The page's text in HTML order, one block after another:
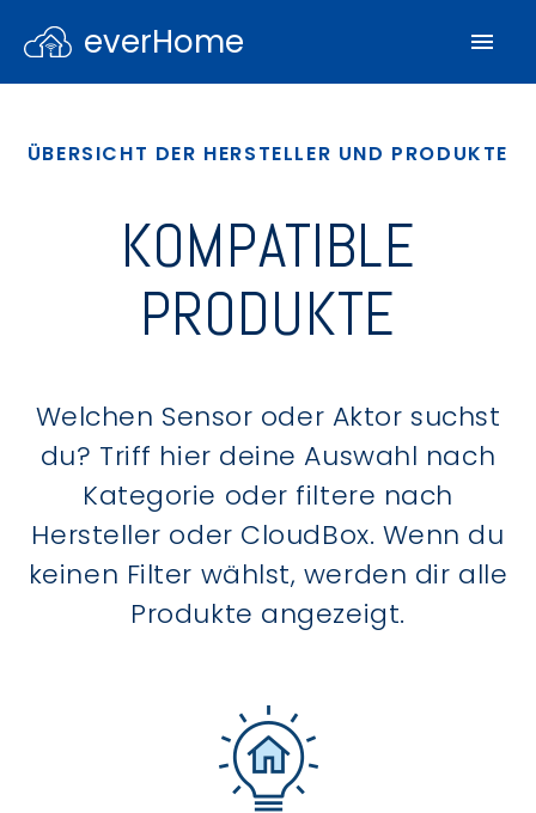
everHome
ÜBERSICHT DER HERSTELLER UND PRODUKTE
KOMPATIBLE
PRODUKTE
Welchen Sensor oder Aktor suchst
du? Triff hier deine Auswahl nach
Kategorie oder filtere nach
Hersteller oder CloudBox. Wenn du
keinen Filter wählst, werden dir alle
Produkte angezeigt.